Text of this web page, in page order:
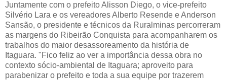
Juntamente com o prefeito Alisson Diego, o vice-prefeito
Silvério Lara e os vereadores Alberto Resende e Anderson
Sansão, o presidente e técnicos da Ruralminas percorreram
as margens do Ribeirão Conquista para acompanharem os
trabalhos do maior desassoreamento da história de
Itaguara. "Fico feliz ao ver a importância dessa obra no
contexto sócio-ambiental de Itaguara; aproveito para
parabenizar o prefeito e toda a sua equipe por trazerem